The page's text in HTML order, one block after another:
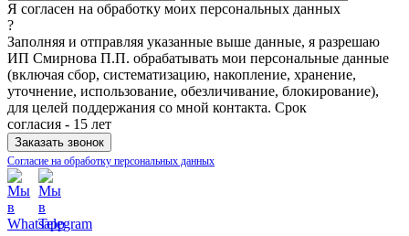
Я согласен на обработку моих персональных данных
?
Заполняя и отправляя указанные выше данные, я разрешаю
ИП Смирнова П.П. обрабатывать мои персональные данные
(включая сбор, систематизацию, накопление, хранение,
уточнение, использование, обезличивание, блокирование),
для целей поддержания со мной контакта. Срок
согласия - 15 лет
Согласие на обработку персональных данных